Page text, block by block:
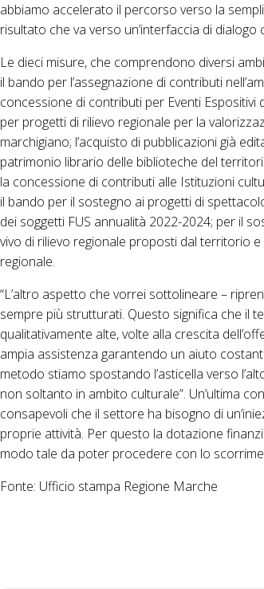
abbiamo accelerato il percorso verso la
risultato che va verso un’interfaccia di dialogo
Le dieci misure, che comprendono diversi
il bando per l’assegnazione di contributi
concessione di contributi per Eventi Espositivi
per progetti di rilievo regionale per la
marchigiano; l’acquisto di pubblicazioni già
patrimonio librario delle biblioteche del
la concessione di contributi alle Istituzioni
il bando per il sostegno ai progetti di
dei soggetti FUS annualità 2022-2024; per il
vivo di rilievo regionale proposti dal territorio
regionale.
“L’altro aspetto che vorrei sottolineare –
sempre più strutturati. Questo significa che
qualitativamente alte, volte alla crescita
ampia assistenza garantendo un aiuto
metodo stiamo spostando l’asticella verso
non soltanto in ambito culturale”. Un’ultima
consapevoli che il settore ha bisogno di
proprie attività. Per questo la dotazione
modo tale da poter procedere con lo
Fonte: Ufficio stampa Regione Marche